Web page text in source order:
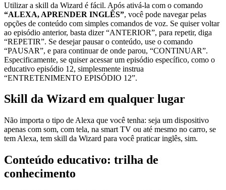
Utilizar a skill da Wizard é fácil. Após ativá-la com o comando
“ALEXA, APRENDER INGLÊS”, você pode navegar pelas
opções de conteúdo com simples comandos de voz. Se quiser voltar
ao episódio anterior, basta dizer “ANTERIOR”, para repetir, diga
“REPETIR”. Se desejar pausar o conteúdo, use o comando
“PAUSAR”, e para continuar de onde parou, “CONTINUAR”.
Especificamente, se quiser acessar um episódio específico, como o
educativo episódio 12, simplesmente instrua
“ENTRETENIMENTO EPISÓDIO 12”.
Skill da Wizard em qualquer lugar
Não importa o tipo de Alexa que você tenha: seja um dispositivo
apenas com som, com tela, na smart TV ou até mesmo no carro, se
tem Alexa, tem skill da Wizard para você praticar inglês, sim.
Conteúdo educativo: trilha de
conhecimento